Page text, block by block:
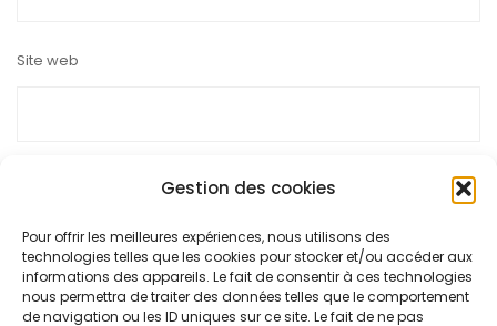
Gestion des cookies
Pour offrir les meilleures expériences, nous utilisons des
technologies telles que les cookies pour stocker et/ou accéder aux
informations des appareils. Le fait de consentir à ces technologies
nous permettra de traiter des données telles que le comportement
de navigation ou les ID uniques sur ce site. Le fait de ne pas
Site web
Ce site utilise Akismet pour réduire les indésirables.
plus sur la façon dont les données de vos commentaires sont
traitées.